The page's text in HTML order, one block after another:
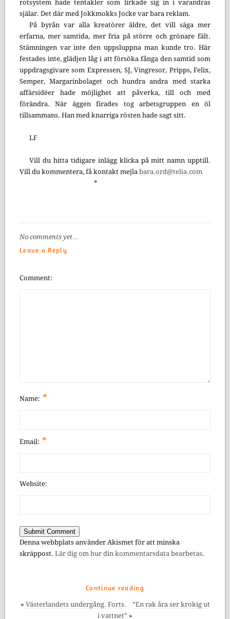
rotsystem hade tentakler som lirkade sig in i varandras
själar. Det där med Jokkmokks Jocke var bara reklam.
På byrån var alla kreatörer äldre, det vill säga mer
erfarna, mer samtida, mer fria på större och grönare fält.
Stämningen var inte den uppsluppna man kunde tro. Här
festades inte, glädjen låg i att försöka fånga den samtid som
uppdragsgivare som Expressen, SJ, Vingresor, Pripps, Felix,
Semper, Margarinbolaget och hundra andra med starka
affärsidéer hade möjlighet att påverka, till och med
förändra. När äggen firades tog arbetsgruppen en öl
tillsammans. Han med knarriga rösten hade sagt sitt.
LF
Vill du hitta tidigare inlägg klicka på mitt namn upptill.
Vill du kommentera, få kontakt mejla bara.ord@telia.com
*
No comments yet…
Leave a Reply
Comment
Name: *
Email: *
Website:
Denna webbplats använder Akismet för att minska
skräppost. Lär dig om hur din kommentarsdata bearbetas.
Continue reading
« Västerlandets undergång. Forts.
”En rak åra ser krokig ut
i vattnet” »